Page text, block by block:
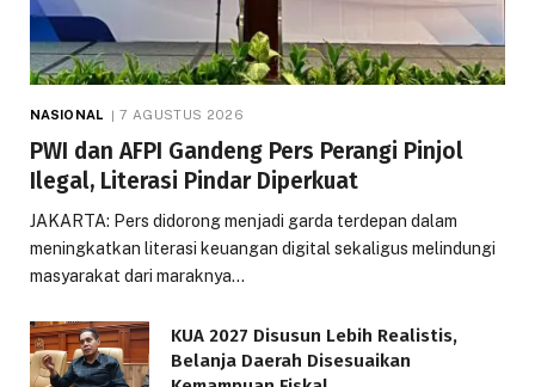
NASIONAL 7 AGUSTUS 2026
PWI dan AFPI Gandeng Pers Perangi Pinjol
Ilegal, Literasi Pindar Diperkuat
JAKARTA: Pers didorong menjadi garda terdepan dalam
meningkatkan literasi keuangan digital sekaligus melindungi
masyarakat dari maraknya…
KUA 2027 Disusun Lebih Realistis,
Belanja Daerah Disesuaikan